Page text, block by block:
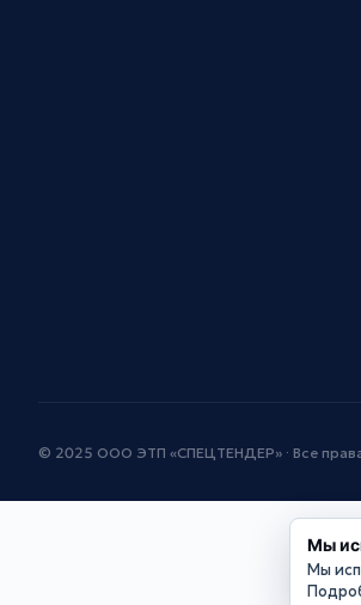
© 2025 ООО ЭТП «СПЕЦТЕНДЕР» · Все
Мы
Мы